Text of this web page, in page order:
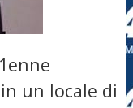
un locale di